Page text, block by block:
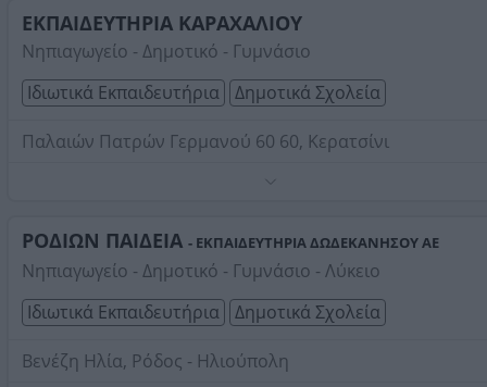
ΕΚΠΑΙΔΕΥΤΗΡΙΑ ΚΑΡΑΧΑΛΙΟΥ
Νηπιαγωγείο - Δημοτικό - Γυμνάσιο
Ιδιωτικά Εκπαιδευτήρια
Δημοτικά Σχολεία
Παλαιών Πατρών Γερμανού 60 60, Κερατσίνι
Η/Υ, πολιτιστικές δραστηριότητες, γιορτές,
ψυχαγωγικές επισκέψεις, αθλητικές δραστηριότητες:
tennis, κολύμβηση, μουσικοκινητική αγωγή, θεατρικό
παιχνίδι, δραματοποίηση. Καθημερινή επικοινωνία
του « τετραδίου επικοινωνίας », συνεργασία με
απογευματινή μελέτη, τμήματα πληροφορικής (
Τηλέφωνο:
2104314294
ΡΟΔΙΩΝ ΠΑΙΔΕΙΑ - ΕΚΠΑΙΔΕΥΤΗΡΙΑ ΔΩΔΕΚΑΝΗΣΟΥ ΑΕ
Νηπιαγωγείο - Δημοτικό - Γυμνάσιο - Λύκειο
Ιδιωτικά Εκπαιδευτήρια
Δημοτικά Σχολεία
Βενέζη Ηλία, Ρόδος - Ηλιούπολη